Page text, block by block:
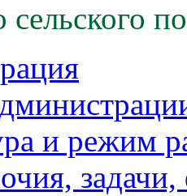
сельского
и режим